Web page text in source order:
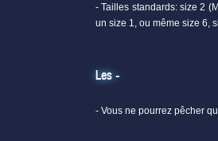
- Tailles standards: size 2
un size 1, ou même size 6,
Les -
- Vous ne pourrez pêcher